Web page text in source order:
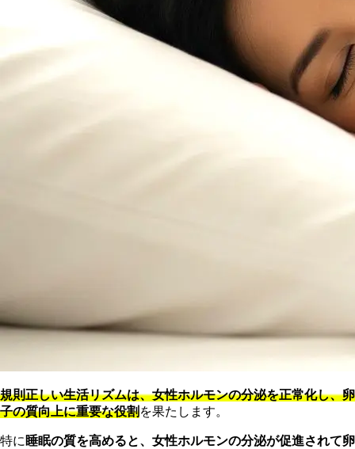
規則正しい生活リズムは、女性ホルモンの分泌を正常化し、卵
子の質向上に重要な役割を果たします。
特に 睡眠の質を高めると、女性ホルモンの分泌が促進されて卵